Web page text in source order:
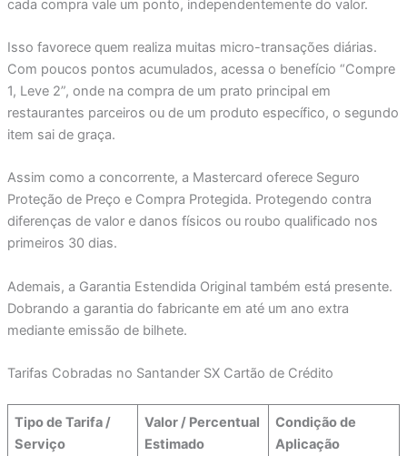
cada compra vale um ponto, independentemente do valor.
Isso favorece quem realiza muitas micro-transações diárias.
Com poucos pontos acumulados, acessa o benefício “Compre
1, Leve 2”, onde na compra de um prato principal em
restaurantes parceiros ou de um produto específico, o segundo
item sai de graça.
Assim como a concorrente, a Mastercard oferece Seguro
Proteção de Preço e Compra Protegida. Protegendo contra
diferenças de valor e danos físicos ou roubo qualificado nos
primeiros 30 dias.
Ademais, a Garantia Estendida Original também está presente.
Dobrando a garantia do fabricante em até um ano extra
mediante emissão de bilhete.
Tarifas Cobradas no Santander SX Cartão de Crédito
Tipo de Tarifa /
Serviço
Valor / Percentual
Estimado
Condição de
Aplicação